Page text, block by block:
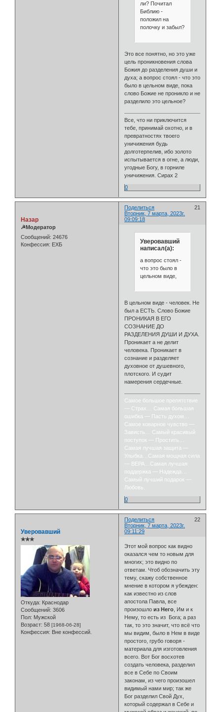
ли? Почитал
Библию -
положил на
полочку и забыл?
Это все понятно, но это уже
цель проникновения слова
Божия до разделения души и
духа; а вопрос стоял - что это
было в цельном виде, пока
слово Божие не проникло и не
разделило это цельное?
Все, что ни приключится
тебе, принимай охотно, и в
превратностях твоего
уничижения будь
долготерпелив, ибо золото
испытывается в огне, а люди,
угодные Богу, в горниле
уничижения. Сирах 2
0
Поделиться
21
Вторник, 7 марта, 2023г.
09:09:18
Назар
☭Модератор
Сообщений: 24676
Конфессия: ЕХБ
Уверовавший
написал(а):
а вопрос стоял -
что это было в
цельном виде,
В цельном виде - человек. Не
был а ЕСТЬ. Слово Божие
ПРОНИКАЯ В ЕГО
СОЗНАНИЕ ДО
РАЗДЕЛЕНИЯ ДУШИ И ДУХА.
Проникает а не делит
человека. Проникает в
сознание и разделяет
духовное от душевного,
плотского. И судит
намерения сердечные.
Самое большое препятствие
— Страх… Самая большая
ошибка — Пасть духом…
Самое коварное чувство —
Зависть… Самый красивый
поступок — Простить…
Самая лучшая защита —
Улыбка…Самая мощная сила
— ВЕРА…Самая лучшая
поддержка — Надежда…
Самый лучший подарок —
Любовь.
0
Поделиться
22
Вторник, 7 марта, 2023г.
09:11:29
Уверовавший
✯✯✯
Откуда: Краснодар
Сообщений: 3606
Пол: Мужской
Возраст: 58 [1968-06-28]
Конфессия: Вне конфессий.
Этот мой вопрос как видно
оказался чем то новым для
многих; это видно по
ответам. Чтоб обозначить эту
тему, скажу собственное
мнение в котором я убежден:
как известно из слов
апостола Павла, все
произошлоиз Него , Им и к
Нему, то есть из Бога; а раз
так, то это значит, что всё что
мы видим, было в Нем в виде
простого, грубо говоря -
материала для изготовления
всего. Вот Бог восхотев
создать человека, разделил
все в Себе по Своим
законам, из чего произошел
видимый нами мир; так же
Бог разделил Свой Дух,
который содержал в Себе и